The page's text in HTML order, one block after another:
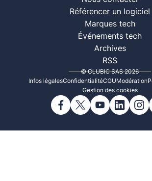
Référencer un logiciel
Marques tech
Événements tech
Archives
RSS
© CLUBIC SAS 2026
Infos légalesConfidentialitéCGUModération
Gestion des cookies